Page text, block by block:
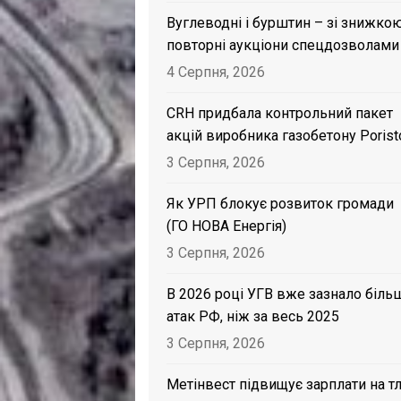
Вуглеводні і бурштин – зі
повторні аукціони спецдозволами
4 Серпня, 2026
CRH придбала контрольний пакет
акцій виробника газобетону
3 Серпня, 2026
Як УРП блокує розвиток громади
(ГО НОВА Енергія)
3 Серпня, 2026
В 2026 році УГВ вже зазнало
атак РФ, ніж за весь 2025
3 Серпня, 2026
Метінвест підвищує зарплати на